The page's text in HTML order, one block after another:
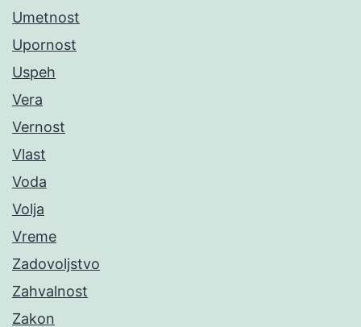
Umetnost
Upornost
Uspeh
Vera
Vernost
Vlast
Voda
Volja
Vreme
Zadovoljstvo
Zahvalnost
Zakon